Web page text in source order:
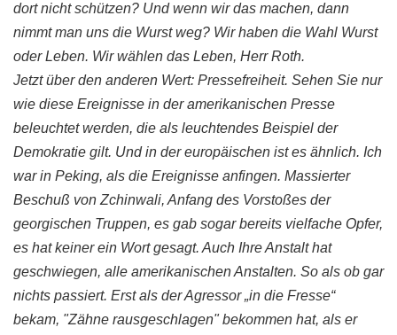
dort nicht schützen? Und wenn wir das machen, dann
nimmt man uns die Wurst weg? Wir haben die Wahl Wurst
oder Leben. Wir wählen das Leben, Herr Roth.
Jetzt über den anderen Wert: Pressefreiheit. Sehen Sie nur
wie diese Ereignisse in der amerikanischen Presse
beleuchtet werden, die als leuchtendes Beispiel der
Demokratie gilt. Und in der europäischen ist es ähnlich. Ich
war in Peking, als die Ereignisse anfingen. Massierter
Beschuß von Zchinwali, Anfang des Vorstoßes der
georgischen Truppen, es gab sogar bereits vielfache Opfer,
es hat keiner ein Wort gesagt. Auch Ihre Anstalt hat
geschwiegen, alle amerikanischen Anstalten. So als ob gar
nichts passiert. Erst als der Agressor „in die Fresse“
bekam, "Zähne rausgeschlagen" bekommen hat, als er